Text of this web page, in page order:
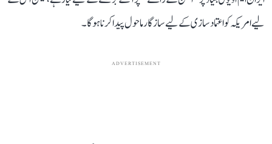
لیے امریکہ کو اعتماد سازی کے لیے سازگار ماحول پیدا کرنا ہوگا۔
ADVERTISEMENT